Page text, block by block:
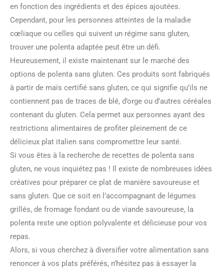
en fonction des ingrédients et des épices ajoutées.
Cependant, pour les personnes atteintes de la maladie
cœliaque ou celles qui suivent un régime sans gluten,
trouver une polenta adaptée peut être un défi.
Heureusement, il existe maintenant sur le marché des
options de polenta sans gluten. Ces produits sont fabriqués
à partir de maïs certifié sans gluten, ce qui signifie qu’ils ne
contiennent pas de traces de blé, d’orge ou d’autres céréales
contenant du gluten. Cela permet aux personnes ayant des
restrictions alimentaires de profiter pleinement de ce
délicieux plat italien sans compromettre leur santé.
Si vous êtes à la recherche de recettes de polenta sans
gluten, ne vous inquiétez pas ! Il existe de nombreuses idées
créatives pour préparer ce plat de manière savoureuse et
sans gluten. Que ce soit en l’accompagnant de légumes
grillés, de fromage fondant ou de viande savoureuse, la
polenta reste une option polyvalente et délicieuse pour vos
repas.
Alors, si vous cherchez à diversifier votre alimentation sans
renoncer à vos plats préférés, n’hésitez pas à essayer la